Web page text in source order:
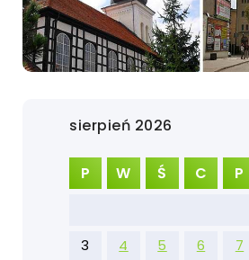
sierpień 2026
P W Ś C P
3
4 5 6 7